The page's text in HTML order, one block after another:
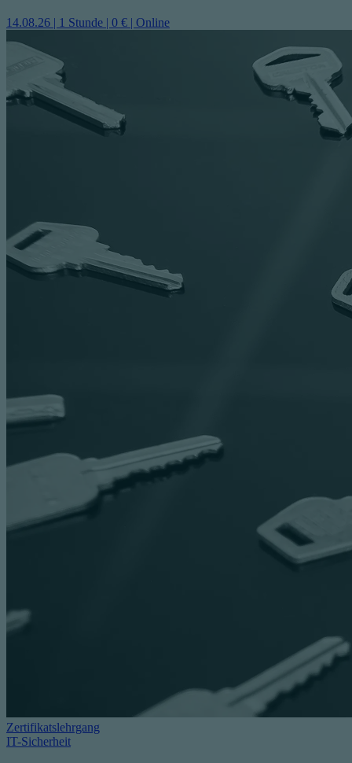
14.08.26 | 1 Stunde | 0 € | Online
Zertifikatslehrgang
IT-Sicherheit